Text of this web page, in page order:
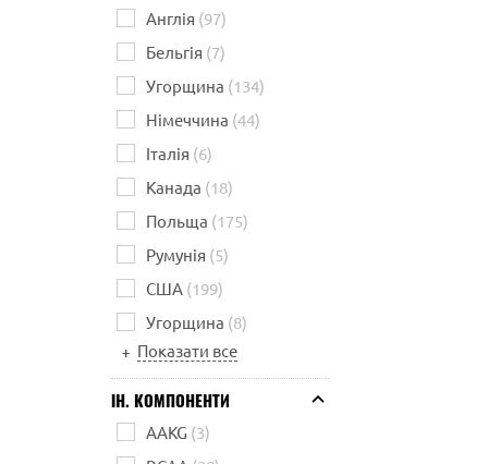
Англія (97)
Бельгія (7)
Угорщина (134)
Німеччина (44)
Італія (6)
Канада (18)
Польща (175)
Румунія (5)
США (199)
Угорщина (8)
+ Показати все
ІН. КОМПОНЕНТИ
AAKG (3)